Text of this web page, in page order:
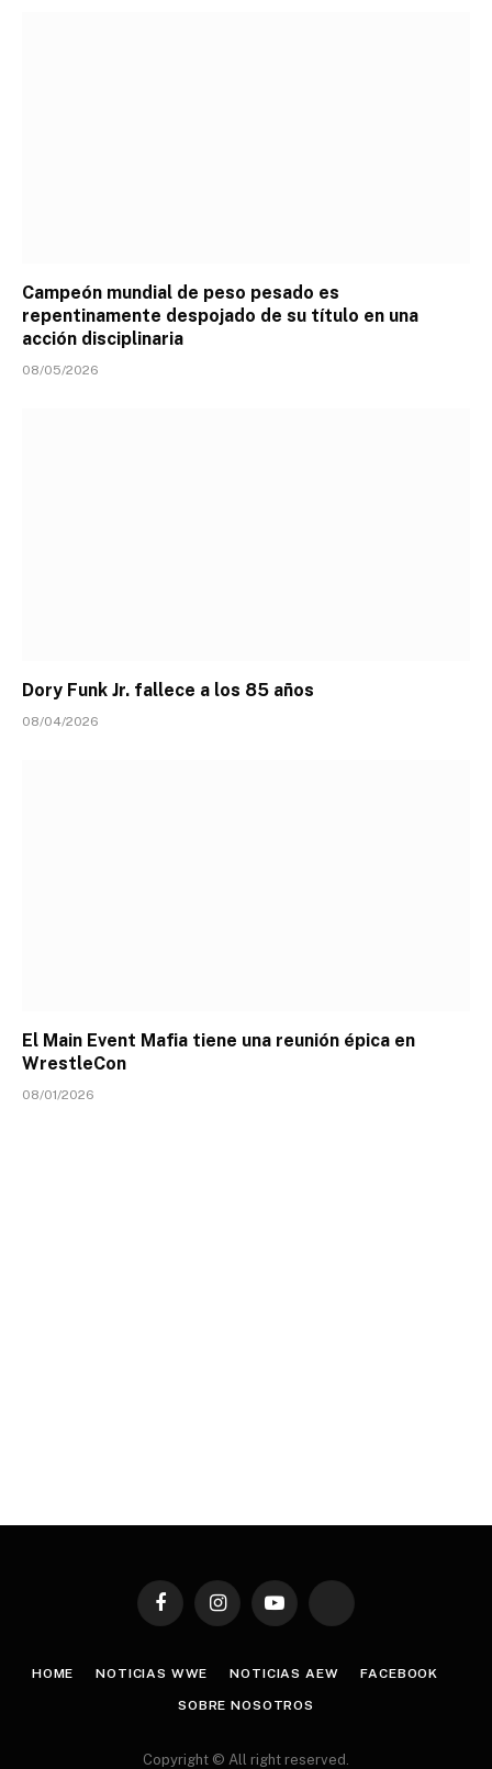
Campeón mundial de peso pesado es
repentinamente despojado de su título en una
acción disciplinaria
08/05/2026
Dory Funk Jr. fallece a los 85 años
08/04/2026
El Main Event Mafia tiene una reunión épica en
WrestleCon
08/01/2026
FacebookInstagramYouTube TikTok
HOME NOTICIAS WWE NOTICIAS AEW FACEBOOK
SOBRE NOSOTROS
Copyright © All right reserved.